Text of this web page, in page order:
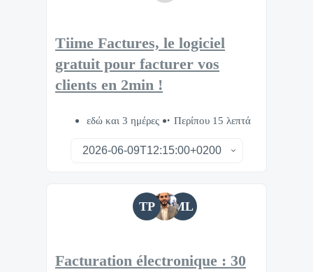
Tiime Factures, le logiciel
gratuit pour facturer vos
clients en 2min !
εδώ και 3 ημέρες Περίπου 15 λεπτά
TP ML
Facturation électronique : 30